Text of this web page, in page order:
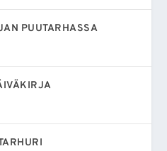
PUUTARHASSA